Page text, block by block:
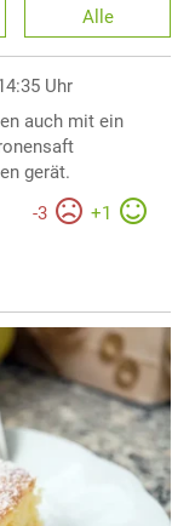
Alle
Uhr
auch mit ein
gerät.
-3 +1